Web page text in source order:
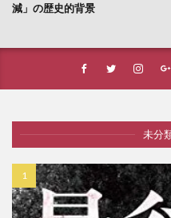
減」の歴史的背景
未分